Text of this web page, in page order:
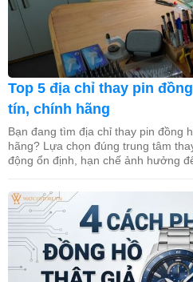
Top 5 địa chỉ thay pin
tín, chính hãng
Bạn đang tìm địa chỉ thay pin đồng
hãng? Lựa chọn đúng trung tâm
động ổn định, hạn chế ảnh hưởng